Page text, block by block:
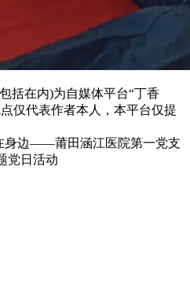
括在内)为自媒体平台“丁香
仅代表作者本人，本平台仅提
身边——莆田涵江医院第一党支
党日活动